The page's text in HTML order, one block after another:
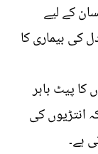
کے لیے
کی بیماری کا
کا پیٹ باہر
انتڑیوں کی
ہے۔